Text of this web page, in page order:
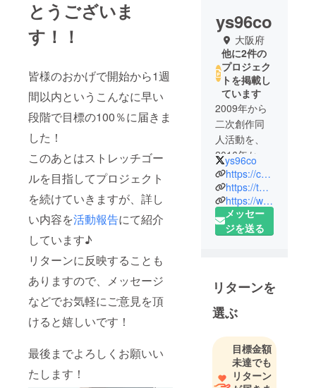
とうございま
す！！
皆様のおかげで開始から1週
間以内というこんなに早い
段階で目標の100％に届きま
した！
このあとはストレッチゴー
ルを目指してプロジェクト
を続けていきますが、詳し
い内容を活動報告にて紹介
しています♪
リターンに反映することも
ありますので、メッセージ
などでお気軽にご意見を頂
けると嬉しいです！
最後までよろしくお願いい
たします！
ys96co
大阪府
他に2件の
プロジェク
トを掲載し
ています
2009年から
二次創作同
人活動を、
2016年から
一次創作同
人活動を
行っていま
す。
一次創作イ
ティア48、
49、50、
51、52、
ティア122、
123、124、
126、コミッ
ys96co
https://crybaby-anthology.jimdofree.com/
https://twitter.com/ys96co
https://www.pixiv.net/member.php?id=3086483
メッセー
ジを送る
リターンを
選ぶ
目標金額
未達でも
リターン